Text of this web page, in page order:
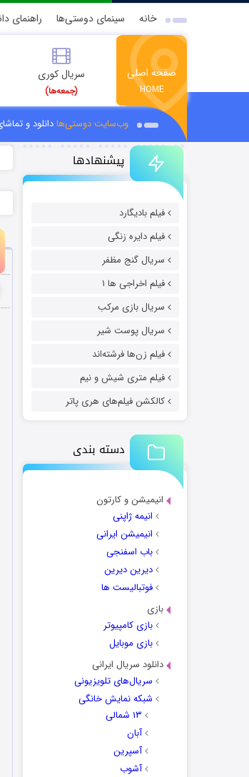
خانه سینمای دوستی‌ها راهنمای
صفحه اصلی
HOME
سریال کوری
(جمعه‌ها)
وب‌سایت دوستی‌هادانلود و
پیشنهادها
فیلم بادیگارد
فیلم دایره زنگی
سریال گنج مظفر
فیلم اخراجی ها ۱
سریال بازی مرکب
سریال پوست شیر
فیلم زن‌ها فرشته‌اند
فیلم متری شیش و نیم
کالکشن فیلم‌های هری پاتر
دسته بندی
انیمیشن و کارتون
انیمه ژاپنی
انیمیشن ایرانی
باب اسفنجی
دیرین دیرین
فوتبالیست ها
بازی
بازی کامپیوتر
بازی موبایل
دانلود سریال ایرانی
سریال‌های تلویزیونی
شبکه نمایش خانگی
۱۳ شمالی
آبان
آسپرین
آشوب